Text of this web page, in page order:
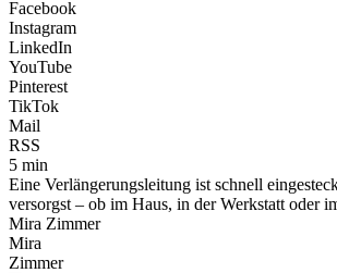
Facebook
Instagram
LinkedIn
YouTube
Pinterest
TikTok
Mail
RSS
5 min
Eine Verlängerungsleitung ist schnell
versorgst – ob im Haus, in der Werkstatt oder
Mira Zimmer
Mira
Zimmer